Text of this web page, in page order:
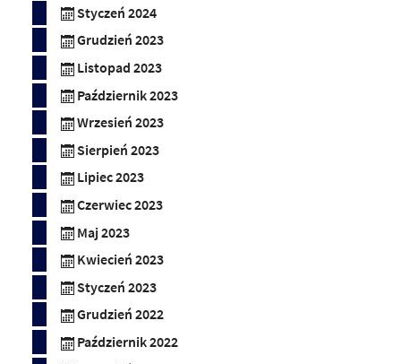
Styczeń 2024
Grudzień 2023
Listopad 2023
Październik 2023
Wrzesień 2023
Sierpień 2023
Lipiec 2023
Czerwiec 2023
Maj 2023
Kwiecień 2023
Styczeń 2023
Grudzień 2022
Październik 2022